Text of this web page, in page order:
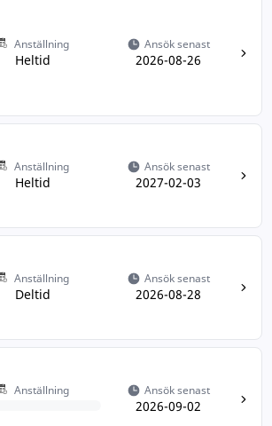
Anställning
Heltid
Ansök senast
2026-08-26
Anställning
Heltid
Ansök senast
2027-02-03
Anställning
Deltid
Ansök senast
2026-08-28
Anställning Ansök senast
2026-09-02